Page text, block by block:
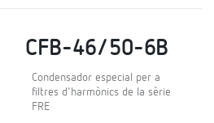
CFB-46/50-6B
Condensador especial per a
filtres d'harmònics de la sèrie
FRE